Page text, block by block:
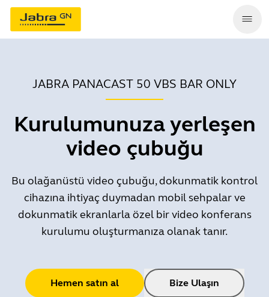
JABRA PANACAST 50 VBS BAR ONLY
Kurulumunuza yerleşen
video çubuğu
Bu olağanüstü video çubuğu, dokunmatik kontrol
cihazına ihtiyaç duymadan mobil sehpalar ve
dokunmatik ekranlarla özel bir video konferans
kurulumu oluşturmanıza olanak tanır.
Hemen satın al Bize Ulaşın